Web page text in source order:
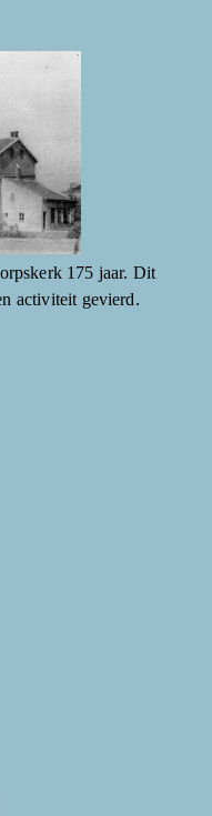
175 jaar. Dit
activiteit gevierd.